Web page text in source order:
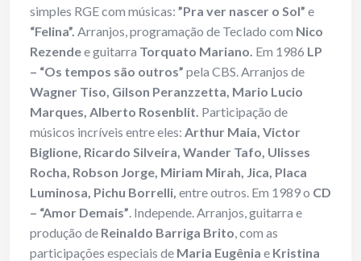
simples RGE com músicas: ”Pra ver nascer o Sol” e
“Felina”. Arranjos, programação de Teclado com Nico
Rezendee guitarra Torquato Mariano. Em 1986 LP
– “Os tempos são outros” pela CBS. Arranjos de
Wagner Tiso, Gilson Peranzzetta, Mario Lucio
Marques, Alberto Rosenblit. Participação de
músicos incríveis entre eles: Arthur Maia, Victor
Biglione, Ricardo Silveira, Wander Tafo, Ulisses
Rocha, Robson Jorge, Miriam Mirah, Jica, Placa
Luminosa, Pichu Borrelli, entre outros. Em 1989 o CD
– “Amor Demais”. Independe. Arranjos, guitarra e
produção de Reinaldo Barriga Brito, com as
participações especiais de Maria Eugênia e Kristina